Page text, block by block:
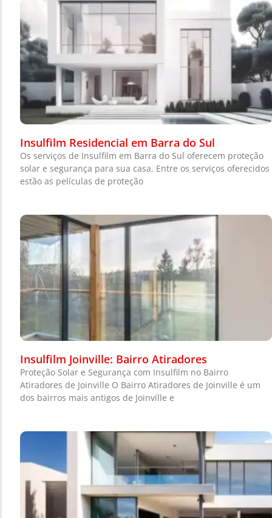
Insulfilm Residencial em Barra do Sul
Os serviços de Insulfilm em Barra do Sul oferecem proteção
solar e segurança para sua casa. Entre os serviços oferecidos
estão as películas de proteção
Insulfilm Joinville: Bairro Atiradores
Proteção Solar e Segurança com Insulfilm no Bairro
Atiradores de Joinville O Bairro Atiradores de Joinville é um
dos bairros mais antigos de Joinville e